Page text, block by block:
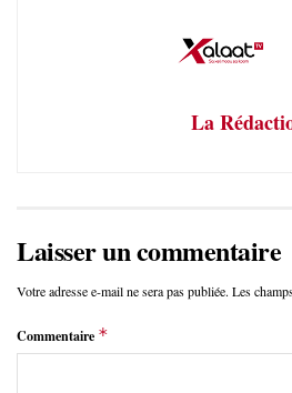
La
Laisser un commentaire
Votre adresse e-mail ne sera pas publiée. Les
Commentaire *